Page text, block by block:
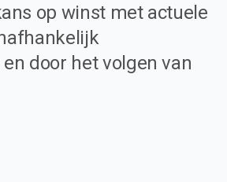
op winst met actuele
door het volgen van